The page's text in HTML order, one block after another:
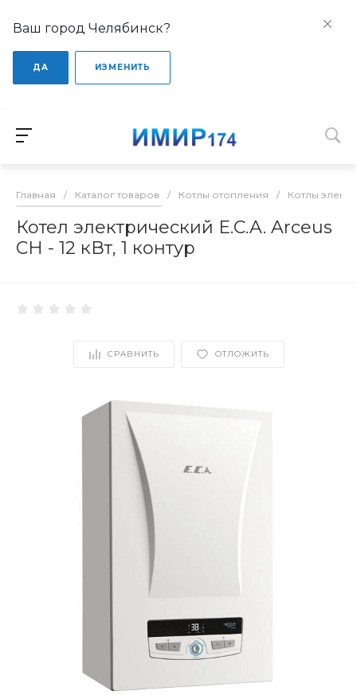
Ваш город Челябинск?
ДА ИЗМЕНИТЬ
Главная / Каталог товаров / Котлы отопления / Котлы
Котел электрический E.C.A. Arceus
CH - 12 кВт, 1 контур
СРАВНИТЬ ОТЛОЖИТЬ